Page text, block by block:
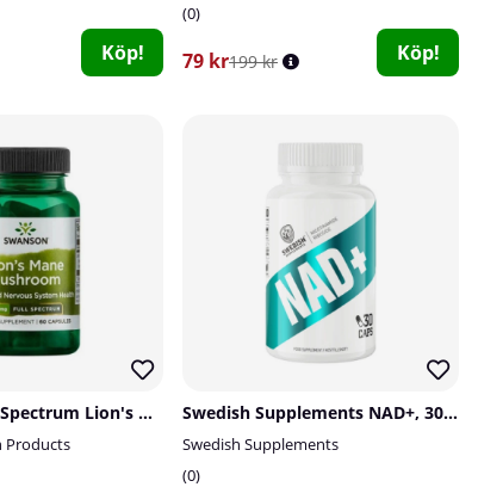
Köp!
0
79 kr199 kr Köp!
Swanson Full Spectrum Lion's Mane Mushroom, 500 mg, 60 caps
Products
Swedish Supplements NAD+, 30 caps
Swedish Supplements
0